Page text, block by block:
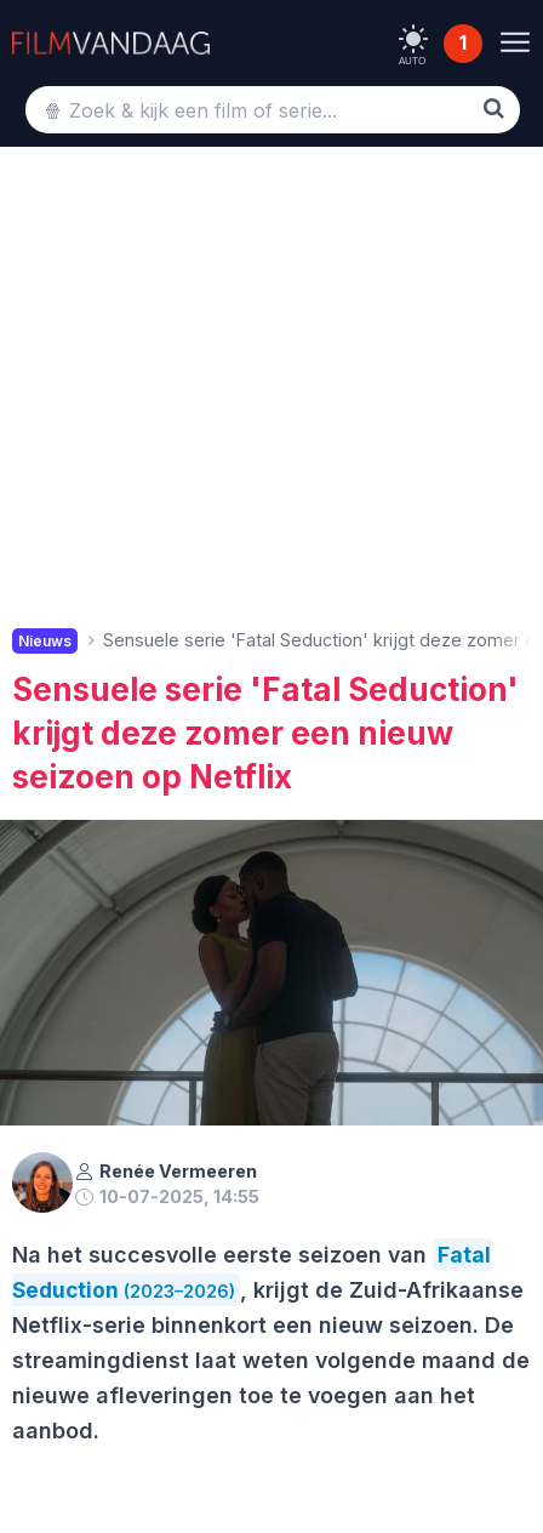
AUTO
1
Nieuws Sensuele serie 'Fatal Seduction' krijgt deze zomer
Sensuele serie 'Fatal Seduction'
krijgt deze zomer een nieuw
seizoen op Netflix
Renée Vermeeren
10-07-2025, 14:55
Na het succesvolle eerste seizoen van Fatal
Seduction (2023–2026) , krijgt de Zuid-Afrikaanse
Netflix-serie binnenkort een nieuw seizoen. De
streamingdienst laat weten volgende maand de
nieuwe afleveringen toe te voegen aan het
aanbod.